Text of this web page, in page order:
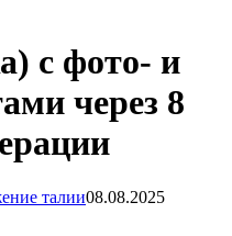
с фото- и
через 8
талии08.08.2025